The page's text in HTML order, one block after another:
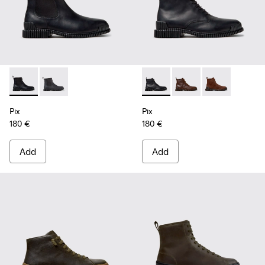
Pix - K300562-001 - Black Leather Ankle Boots for Men.
Pix - K300562-002
Pix
180 €
Add
Pix - K300542-004 - Black
Pix - K300542-005 -
Pix -
Pix
180 €
Add